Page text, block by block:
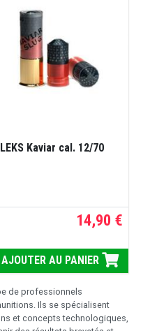
Kaviar cal. 12/70
14,90 €
AJOUTER AU PANIER
de professionnels
Ils se spécialisent
et concepts technologiques,